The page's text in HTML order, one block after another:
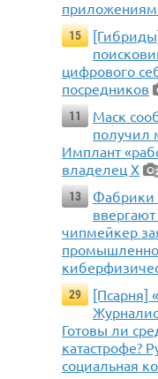
15
цифрового
посредников
11
Маск
получил
Имплант
владелец Х
13
Фабрики
чипмейкер
29
[Псарня]
Готовы ли
катастрофе?
социальная